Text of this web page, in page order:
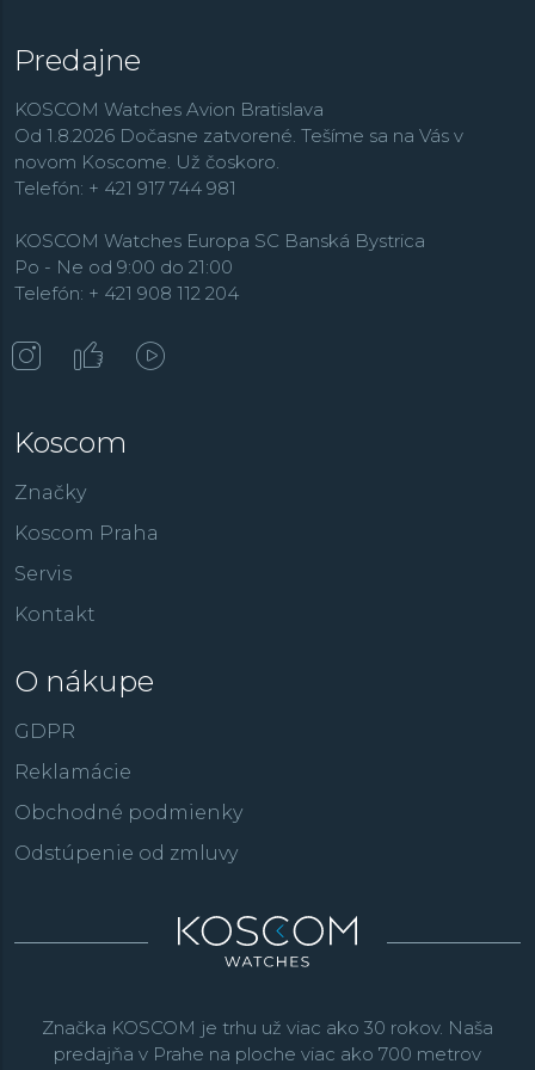
Predajne
KOSCOM Watches Avion Bratislava
Od 1.8.2026 Dočasne zatvorené. Tešíme sa na Vás v
novom Koscome. Už čoskoro.
Telefón: + 421 917 744 981
KOSCOM Watches Europa SC Banská Bystrica
Po - Ne od 9:00 do 21:00
Telefón: + 421 908 112 204
Koscom
Značky
Koscom Praha
Servis
Kontakt
O nákupe
GDPR
Reklamácie
Obchodné podmienky
Odstúpenie od zmluvy
Značka KOSCOM je trhu už viac ako 30 rokov. Naša
predajňa v Prahe na ploche viac ako 700 metrov